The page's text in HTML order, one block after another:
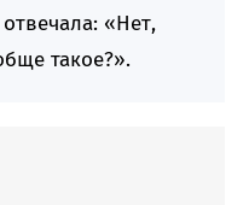
«Нет,
такое?».